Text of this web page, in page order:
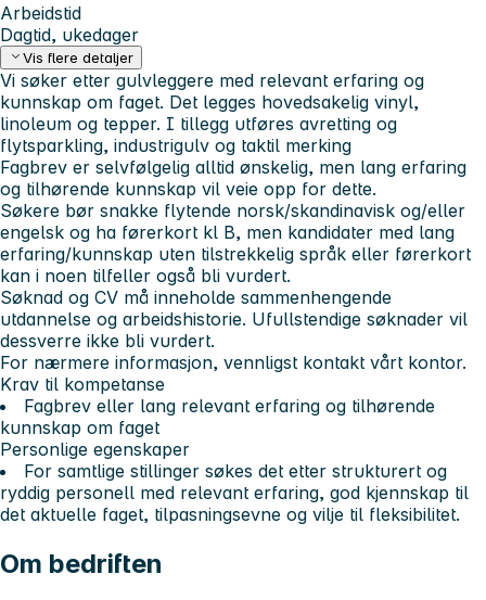
Arbeidstid
Dagtid, ukedager
Vis flere detaljer
Vi søker etter gulvleggere med relevant erfaring og
kunnskap om faget. Det legges hovedsakelig vinyl,
linoleum og tepper. I tillegg utføres avretting og
flytsparkling, industrigulv og taktil merking
Fagbrev er selvfølgelig alltid ønskelig, men lang erfaring
og tilhørende kunnskap vil veie opp for dette.
Søkere bør snakke flytende norsk/skandinavisk og/eller
engelsk og ha førerkort kl B, men kandidater med lang
erfaring/kunnskap uten tilstrekkelig språk eller førerkort
kan i noen tilfeller også bli vurdert.
Søknad og CV må inneholde sammenhengende
utdannelse og arbeidshistorie. Ufullstendige søknader vil
dessverre ikke bli vurdert.
For nærmere informasjon, vennligst kontakt vårt kontor.
Krav til kompetanse
Fagbrev eller lang relevant erfaring og tilhørende
kunnskap om faget
Personlige egenskaper
For samtlige stillinger søkes det etter strukturert og
ryddig personell med relevant erfaring, god kjennskap til
det aktuelle faget, tilpasningsevne og vilje til fleksibilitet.
Om bedriften